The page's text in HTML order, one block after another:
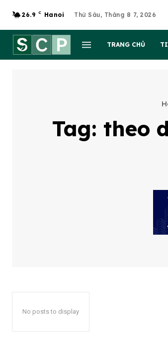
26.9 C Hanoi Thứ Sáu, Tháng 8 7, 2026
TRANG CHỦ
Tag: theo
No posts to display